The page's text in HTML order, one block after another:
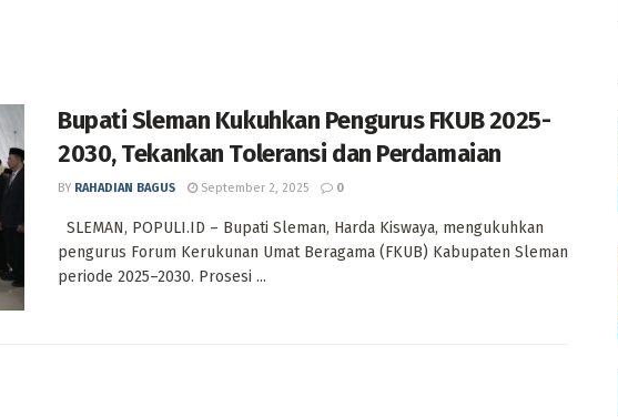
Bupati Sleman Kukuhkan Pengurus FKUB 2025-
2030, Tekankan Toleransi dan Perdamaian
BY RAHADIAN BAGUS September 2, 2025 0
SLEMAN, POPULI.ID – Bupati Sleman, Harda Kiswaya, mengukuhkan
pengurus Forum Kerukunan Umat Beragama (FKUB) Kabupaten Sleman
periode 2025–2030. Prosesi ...